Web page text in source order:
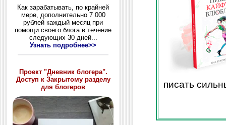
Как зарабатывать, по крайней
мере, дополнительно 7 000
рублей каждый месяц при
помощи своего блога в течение
следующих 30 дней...
Узнать подробнее>>
Проект "Дневник блогера".
Доступ к Закрытому разделу
для блогеров
писать